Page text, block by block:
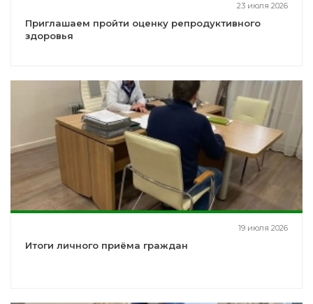
23 июля 2026
Приглашаем пройти оценку репродуктивного
здоровья
19 июля 2026
Итоги личного приёма граждан